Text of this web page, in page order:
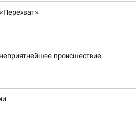
происшествие